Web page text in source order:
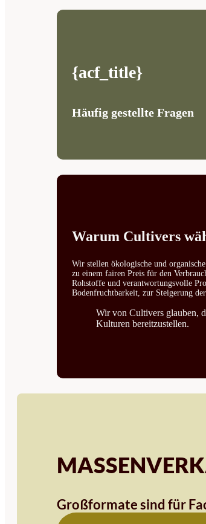
{acf_title}
Häufig gestellte Fragen
Warum Cultivers
Wir stellen ökologische und
zu einem fairen Preis für den
Rohstoffe und verantwortungsvolle
Bodenfruchtbarkeit, zur Steigerung
Wir von Cultivers glauben,
Kulturen bereitzustellen.
Großformate sind für